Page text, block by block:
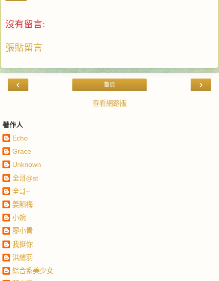
沒有留言:
張貼留言
‹ ›
首頁
查看網路版
著作人
Echo
Grace
Unknown
全哥@st
全哥~
姜韻梅
小婉
廖小青
我挺你
洪繪羽
綜合系美少女